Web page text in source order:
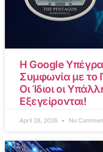
Η Google
Συμφωνία με το
Οι Ίδιοι οι
Εξεγείρονται!
April 28, 2026 No